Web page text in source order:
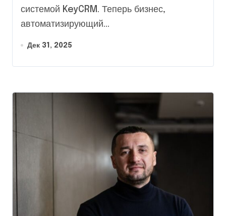
системой KeyCRM. Теперь бизнес,
автоматизирующий...
Дек 31, 2025